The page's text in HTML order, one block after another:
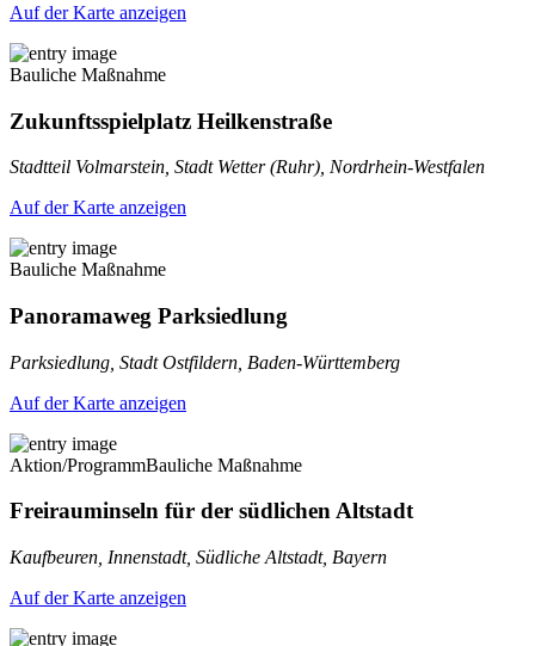
Auf der Karte anzeigen
Bauliche Maßnahme
Zukunftsspielplatz Heilkenstraße
Stadtteil Volmarstein, Stadt Wetter (Ruhr), Nordrhein-Westfalen
Auf der Karte anzeigen
Bauliche Maßnahme
Panoramaweg Parksiedlung
Parksiedlung, Stadt Ostfildern, Baden-Württemberg
Auf der Karte anzeigen
Aktion/ProgrammBauliche Maßnahme
Freirauminseln für der südlichen Altstadt
Kaufbeuren, Innenstadt, Südliche Altstadt, Bayern
Auf der Karte anzeigen